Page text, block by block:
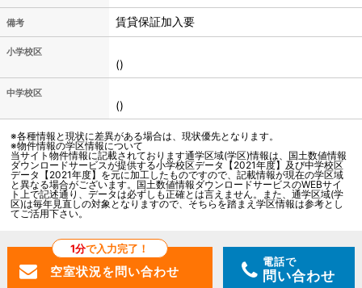
備考 賃貸保証加入要
小学校区
()
中学校区
()
※各種情報と現状に差異がある場合は、現状優先となります。
※物件情報の学区情報について
当サイト物件情報に記載されております通学区域(学区)情報は、国土数値情報
ダウンロードサービスが提供する小学校区データ【2021年度】及び中学校区
データ【2021年度】を元に加工したものですので、記載情報が現在の学区域
と異なる場合がございます。国土数値情報ダウンロードサービスのWEBサイ
ト上で記述通り、データは必ずしも正確とは言えません。また、通学区域(学
区)は毎年見直しの対象となりますので、そちらを踏まえ学区情報は参考とし
てご活用下さい。
1分で入力完了！
電話で
問い合わせ